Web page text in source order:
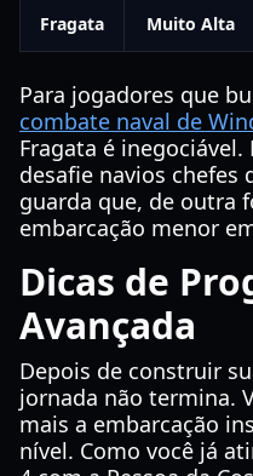
Fragata Muito Alta
Para jogadores que
combate naval de
Fragata é
desafie navios chefes
guarda que, de outra
embarcação menor
Dicas de
Avançada
Depois de construir
jornada não termina.
mais a embarcação
nível. Como você já